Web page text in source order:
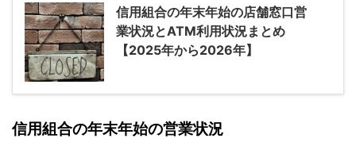
信用組合の年末年始の店舗窓口営
業状況とATM利用状況まとめ
【2025年から2026年】
信用組合の年末年始の営業状況